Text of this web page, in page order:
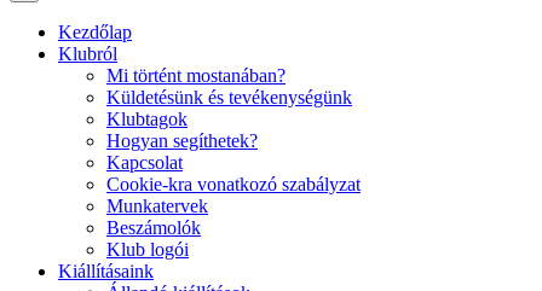
Kezdőlap
Klubról
Mi történt mostanában?
Küldetésünk és tevékenységünk
Klubtagok
Hogyan segíthetek?
Kapcsolat
Cookie-kra vonatkozó szabályzat
Munkatervek
Beszámolók
Klub logói
Kiállításaink